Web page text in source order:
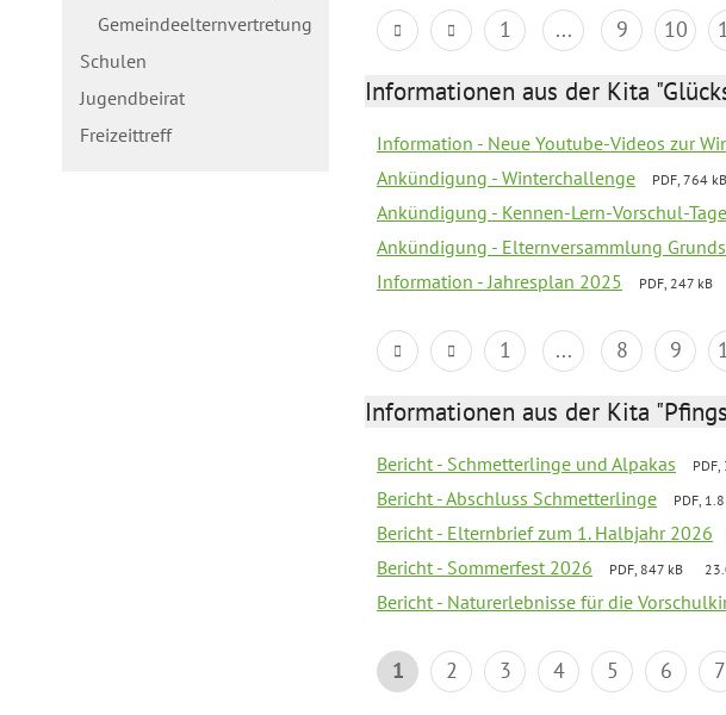
Gemeindeelternvertretung
Schulen
Jugendbeirat
Freizeittreff
1 ... 9 10
Informationen aus der Kita
Information - Neue Youtube-Videos zur
Ankündigung - Winterchallenge PDF, 764 kB
Ankündigung - Kennen-Lern-Vorschul-Tage
Ankündigung - Elternversammlung
Information - Jahresplan 2025 PDF, 247 kB
1 ... 8 9
Informationen aus der Kita
Bericht - Schmetterlinge und Alpakas
Bericht - Abschluss Schmetterlinge PDF,
Bericht - Elternbrief zum 1. Halbjahr 2026
Bericht - Sommerfest 2026 PDF, 847 kB
Bericht - Naturerlebnisse für die
1 2 3 4 5 6 7